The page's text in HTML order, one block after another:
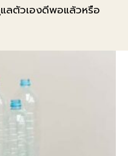
แลตัวเองดีพอแล้วหรือ